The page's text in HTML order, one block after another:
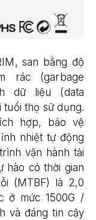
san bằng độ
rác (garbage
dữ liệu (data
tuổi thọ sử dụng.
hợp, bảo vệ
nhiệt tự động
vận hành tải
hào có thời gian
(MTBF) là 2,0
ở mức 1500G /
và đáng tin cậy